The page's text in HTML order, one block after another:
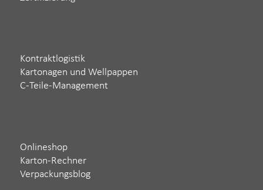
Kontraktlogistik
Kartonagen und Wellpappen
C-Teile-Management
Onlineshop
Karton-Rechner
Verpackungsblog